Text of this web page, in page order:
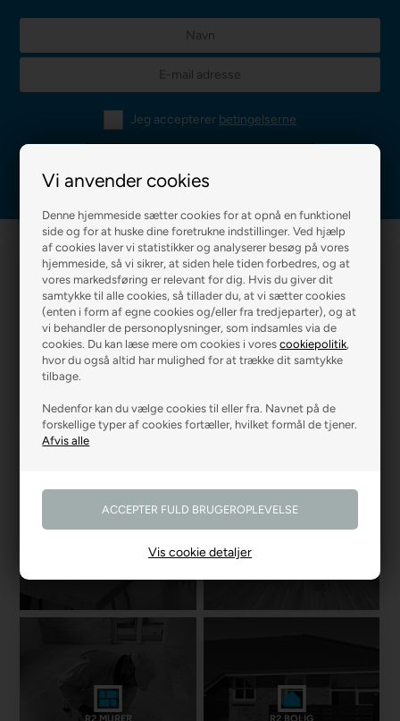
Vi anvender cookies
Denne hjemmeside sætter cookies for at opnå en funktionel
side og for at huske dine foretrukne indstillinger. Ved hjælp
af cookies laver vi statistikker og analyserer besøg på vores
hjemmeside, så vi sikrer, at siden hele tiden forbedres, og at
vores markedsføring er relevant for dig. Hvis du giver dit
samtykke til alle cookies, så tillader du, at vi sætter cookies
(enten i form af egne cookies og/eller fra tredjeparter), og at
vi behandler de personoplysninger, som indsamles via de
cookies. Du kan læse mere om cookies i vorescookiepolitik,
hvor du også altid har mulighed for at trække dit samtykke
tilbage.
Nedenfor kan du vælge cookies til eller fra. Navnet på de
forskellige typer af cookies fortæller, hvilket formål de tjener.
Vis cookie detaljer
Jeg accepterer betingelserne
R2 MALERFIRMA R2 FARVEHANDEL
R2 MURER R2 BOLIG